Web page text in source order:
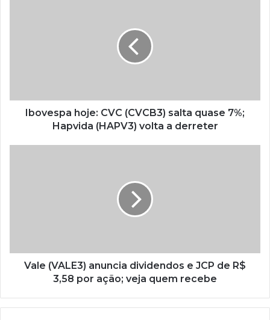
Ibovespa hoje: CVC (CVCB3) salta quase 7%;
Hapvida (HAPV3) volta a derreter
Vale (VALE3) anuncia dividendos e JCP de R$
3,58 por ação; veja quem recebe